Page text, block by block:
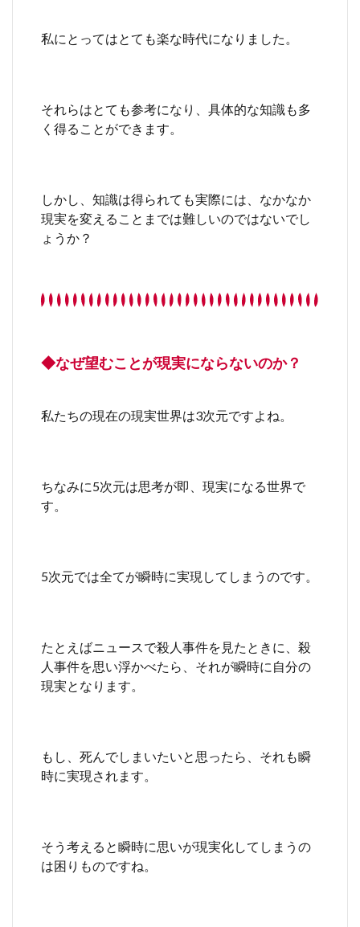
私にとってはとても楽な時代になりました。
それらはとても参考になり、具体的な知識も多
く得ることができます。
しかし、知識は得られても実際には、なかなか
現実を変えることまでは難しいのではないでし
ょうか？
◆なぜ望むことが現実にならないのか？
私たちの現在の現実世界は3次元ですよね。
ちなみに5次元は思考が即、現実になる世界で
す。
5次元では全てが瞬時に実現してしまうのです。
たとえばニュースで殺人事件を見たときに、殺
人事件を思い浮かべたら、それが瞬時に自分の
現実となります。
もし、死んでしまいたいと思ったら、それも瞬
時に実現されます。
そう考えると瞬時に思いが現実化してしまうの
は困りものですね。